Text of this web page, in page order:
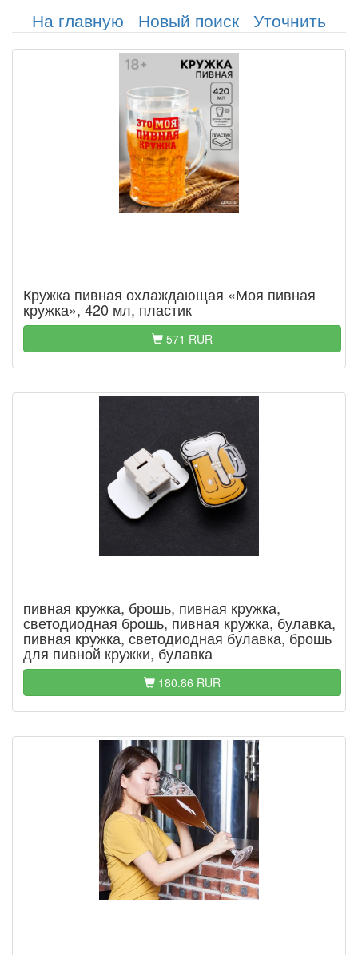
На главную Новый поиск Уточнить
Кружка пивная охлаждающая «Моя пивная
кружка», 420 мл, пластик
571 RUR
пивная кружка, брошь, пивная кружка,
светодиодная брошь, пивная кружка, булавка,
пивная кружка, светодиодная булавка, брошь
для пивной кружки, булавка
180.86 RUR